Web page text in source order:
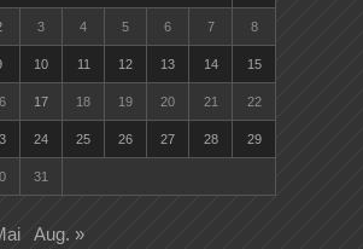
3 4 5 6 7 8
10 11 12 13 14 15
17 18 19 20 21 22
24 25 26 27 28 29
31
Aug. »